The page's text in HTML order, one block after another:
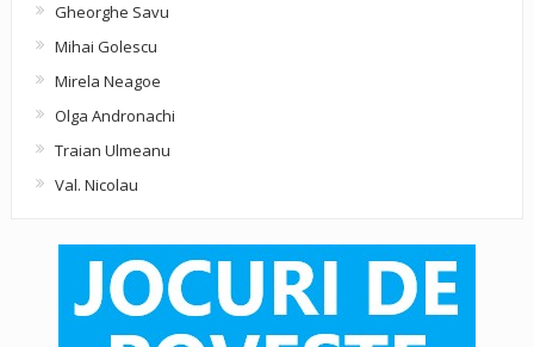
Gheorghe Savu
Mihai Golescu
Mirela Neagoe
Olga Andronachi
Traian Ulmeanu
Val. Nicolau